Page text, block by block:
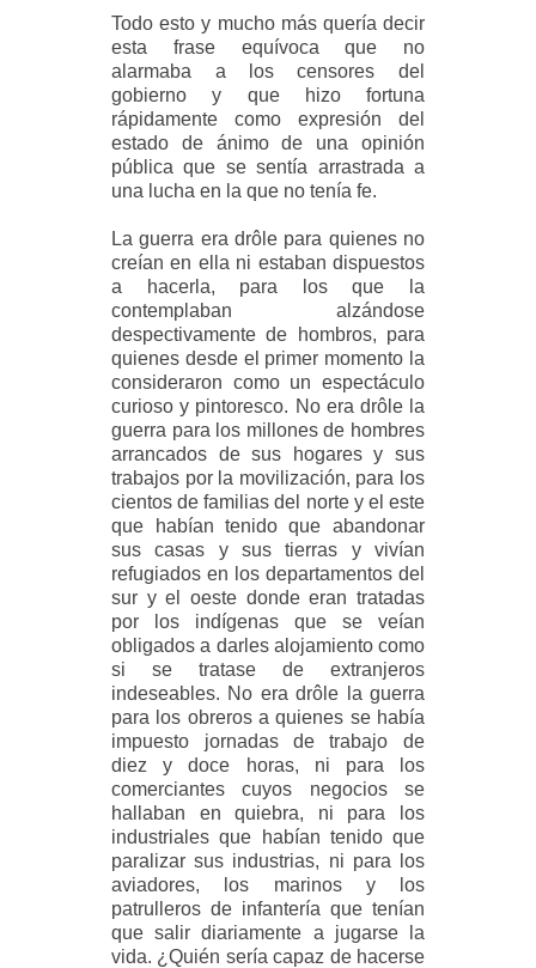
Todo esto y mucho más quería decir
esta frase equívoca que no
alarmaba a los censores del
gobierno y que hizo fortuna
rápidamente como expresión del
estado de ánimo de una opinión
pública que se sentía arrastrada a
una lucha en la que no tenía fe.
La guerra era drôle para quienes no
creían en ella ni estaban dispuestos
a hacerla, para los que la
contemplaban alzándose
despectivamente de hombros, para
quienes desde el primer momento la
consideraron como un espectáculo
curioso y pintoresco. No era drôle la
guerra para los millones de hombres
arrancados de sus hogares y sus
trabajos por la movilización, para los
cientos de familias del norte y el este
que habían tenido que abandonar
sus casas y sus tierras y vivían
refugiados en los departamentos del
sur y el oeste donde eran tratadas
por los indígenas que se veían
obligados a darles alojamiento como
si se tratase de extranjeros
indeseables. No era drôle la guerra
para los obreros a quienes se había
impuesto jornadas de trabajo de
diez y doce horas, ni para los
comerciantes cuyos negocios se
hallaban en quiebra, ni para los
industriales que habían tenido que
paralizar sus industrias, ni para los
aviadores, los marinos y los
patrulleros de infantería que tenían
que salir diariamente a jugarse la
vida. ¿Quién sería capaz de hacerse